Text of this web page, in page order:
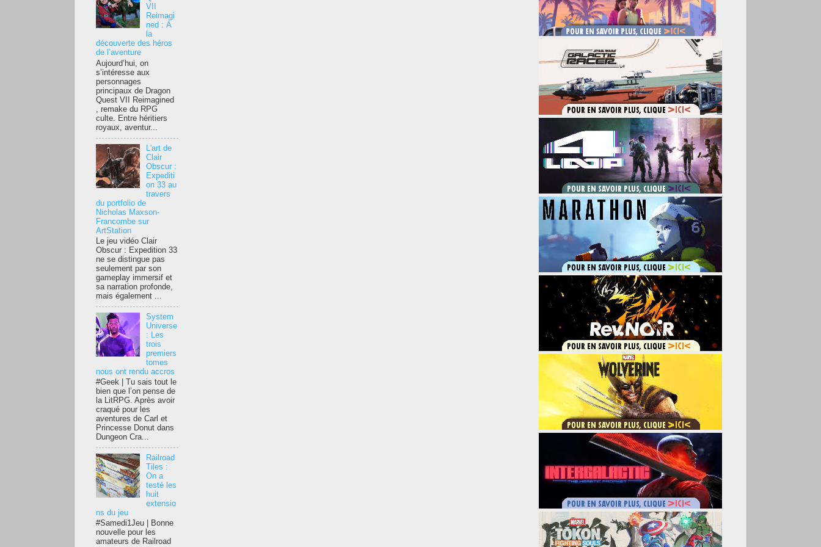
VII
Reimagi
ned : À
la
découverte des héros
de l’aventure
Aujourd’hui, on
s’intéresse aux
personnages
principaux de Dragon
Quest VII Reimagined
, remake du RPG
culte. Entre héritiers
royaux, aventur...
L'art de
Clair
Obscur :
Expediti
on 33 au
travers
du portfolio de
Nicholas Maxson-
Francombe sur
ArtStation
Le jeu vidéo Clair
Obscur : Expedition 33
ne se distingue pas
seulement par son
gameplay immersif et
sa narration profonde,
mais également ...
System
Universe
: Les
trois
premiers
tomes
nous ont rendu accros
#Geek | Tu sais tout le
bien que l’on pense de
la LitRPG. Après avoir
craqué pour les
aventures de Carl et
Princesse Donut dans
Dungeon Cra...
Railroad
Tiles :
On a
testé les
huit
extensio
ns du jeu
#Samedi1Jeu | Bonne
nouvelle pour les
amateurs de Railroad